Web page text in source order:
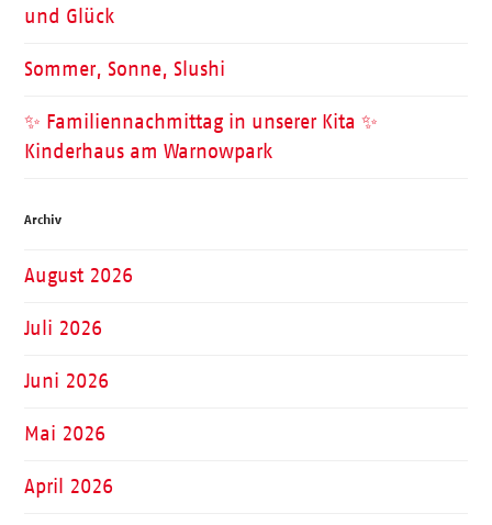
und Glück
Sommer, Sonne, Slushi
✨ Familiennachmittag in unserer Kita ✨
Kinderhaus am Warnowpark
Archiv
August 2026
Juli 2026
Juni 2026
Mai 2026
April 2026